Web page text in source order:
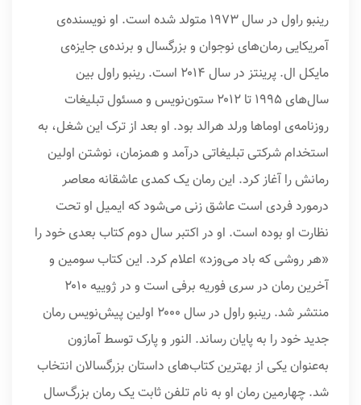
رینبو راول در سال ۱۹۷۳ متولد شده است. او نویسنده‌ی
آمریکایی رمان‌های نوجوان و بزرگسال و برنده‌ی جایزه‌ی
مایکل ال. پرینتز در سال ۲۰۱۴ است. رینبو راول بین
سال‌های ۱۹۹۵ تا ۲۰۱۲ ستون‌نویس و مسئول تبلیغات
روزنامه‌ی اوماها ورلد هرالد بود. او بعد از ترک این شغل، به
استخدام شرکتی تبلیغاتی درآمد و همزمان، نوشتن اولین
رمانش را آغاز کرد. این رمان یک کمدی عاشقانه معاصر
درمورد فردی است عاشق زنی می‌شود که ایمیل او تحت
نظارت او بوده است. او در اکتبر سال دوم کتاب بعدی خود را
«هر روشی که باد می‌وزد» اعلام کرد. این کتاب سومین و
آخرین رمان در سری فوریه برفی است و در ژوییه ۲۰۱۰
منتشر شد. رینبو راول در سال ۲۰۰۰ اولین پیش‌نویس رمان
جدید خود را به پایان رساند. النور و پارک توسط آمازون
به‌عنوان یکی از بهترین کتاب‌های داستان بزرگسالان انتخاب
شد. چهارمین رمان او به نام تلفن ثابت یک رمان بزرگ‌سال